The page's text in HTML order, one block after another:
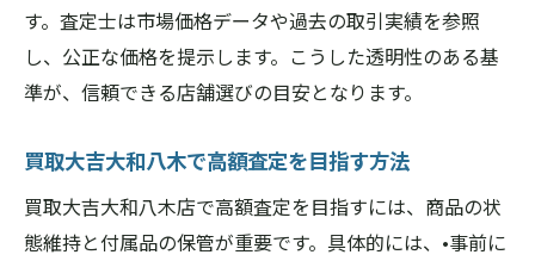
す。査定士は市場価格データや過去の取引実績を参照
し、公正な価格を提示します。こうした透明性のある基
準が、信頼できる店舗選びの目安となります。
買取大吉大和八木で高額査定を目指す方法
買取大吉大和八木店で高額査定を目指すには、商品の状
態維持と付属品の保管が重要です。具体的には、•事前に